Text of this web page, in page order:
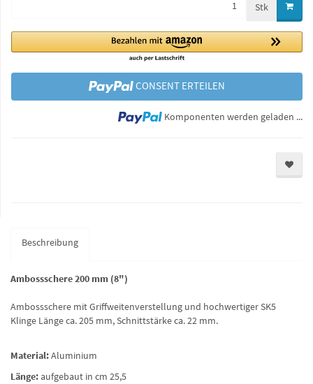
Stk
CONSENT ERTEILEN
Komponenten werden geladen ...
Beschreibung
Ambossschere 200 mm (8")
Ambossschere mit Griffweitenverstellung und hochwertiger SK5
Klinge Länge ca. 205 mm, Schnittstärke ca. 22 mm.
Material:Aluminium
Länge: aufgebaut in cm 25,5